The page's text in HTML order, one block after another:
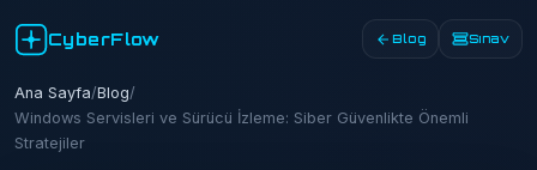
CyberFlow Blog Sınav
Ana Sayfa/Blog/
Windows Servisleri ve Sürücü İzleme: Siber Güvenlikte Önemli
Stratejiler